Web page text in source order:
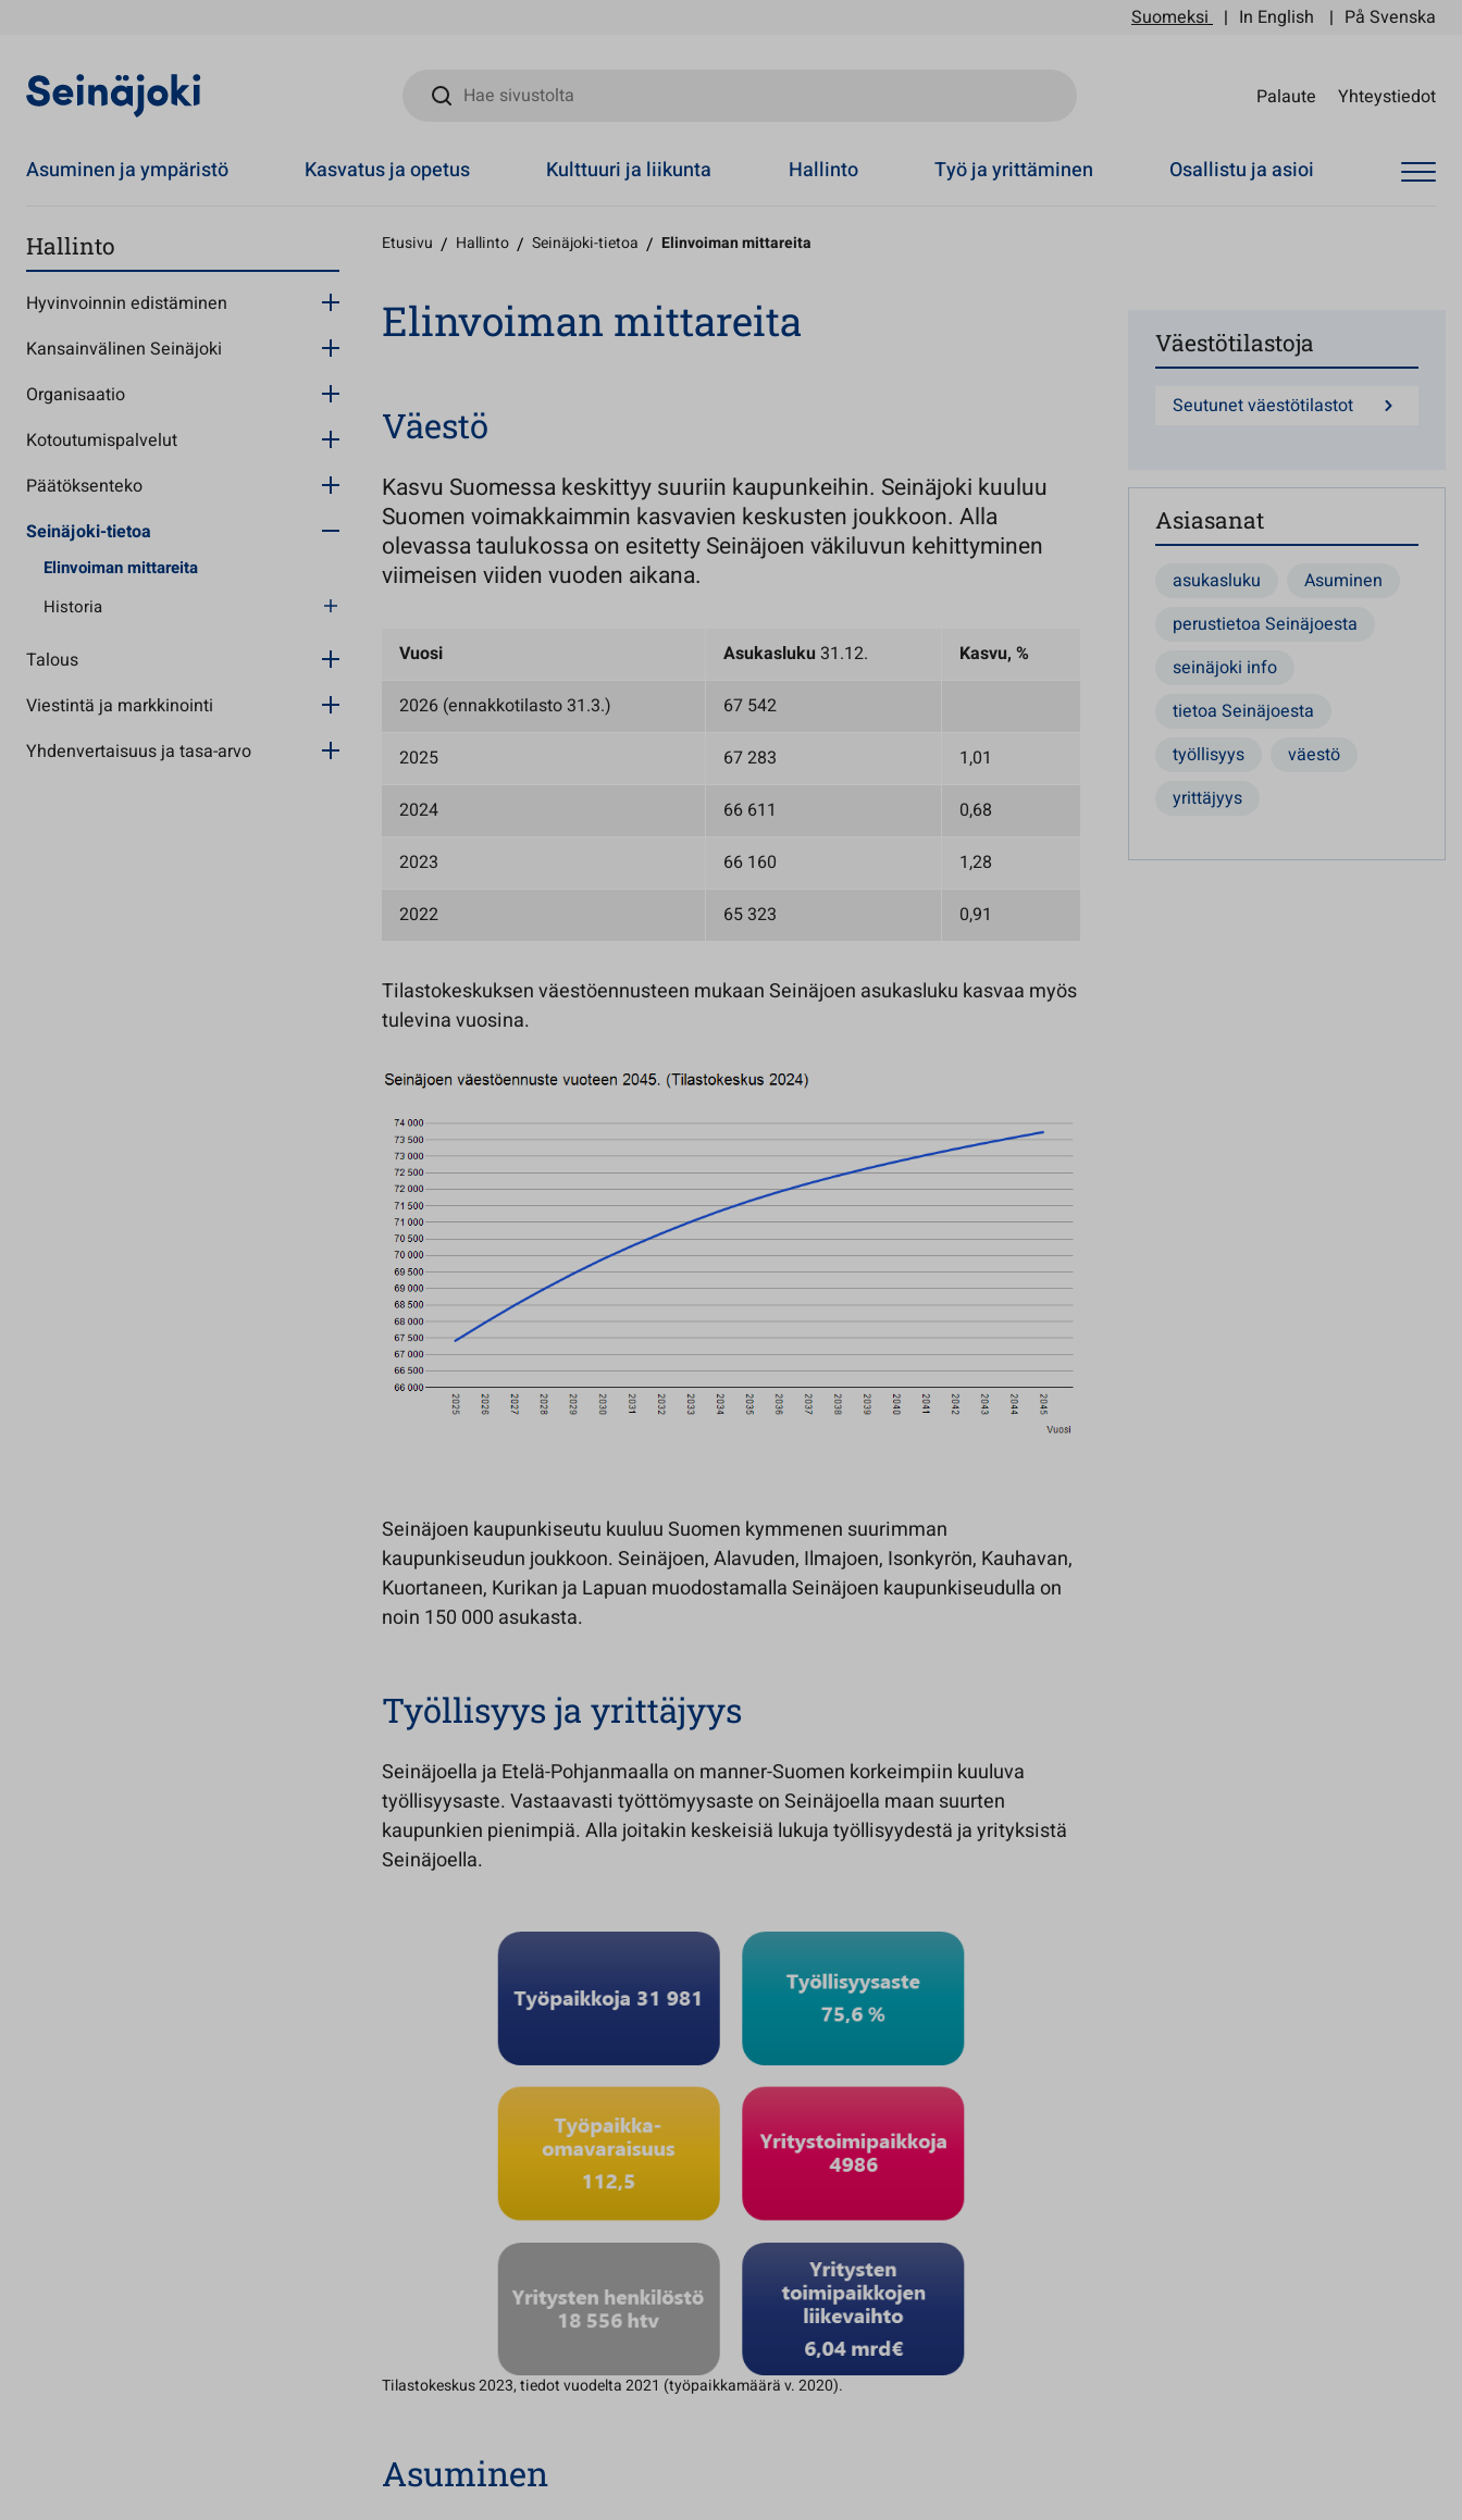
Suomeksi In English På Svenska
Hae sivustolta
Palaute Yhteystiedot
Asuminen ja ympäristö Kasvatus ja opetus Kulttuuri ja liikunta Hallinto Työ ja yrittäminen Osallistu ja asioi
Hallinto
Hyvinvoinnin edistäminen
Kansainvälinen Seinäjoki
Organisaatio
Kotoutumispalvelut
Päätöksenteko
Seinäjoki-tietoa
Elinvoiman mittareita
Historia
Talous
Viestintä ja markkinointi
Yhdenvertaisuus ja tasa-arvo
Etusivu / Hallinto / Seinäjoki-tietoa / Elinvoiman mittareita
Elinvoiman mittareita
Väestö
Kasvu Suomessa keskittyy suuriin kaupunkeihin. Seinäjoki kuuluu
Suomen voimakkaimmin kasvavien keskusten joukkoon. Alla
olevassa taulukossa on esitetty Seinäjoen väkiluvun kehittyminen
viimeisen viiden vuoden aikana.
Vuosi Asukasluku 31.12.
Kasvu, %
2026 (ennakkotilasto 31.3.)
67 542
2025
67 283
1,01
2024
66 611
0,68
2023
66 160
1,28
2022
65 323 0,91
Tilastokeskuksen väestöennusteen mukaan Seinäjoen asukasluku kasvaa myös
tulevina vuosina.
Seinäjoen kaupunkiseutu kuuluu Suomen kymmenen suurimman
kaupunkiseudun joukkoon. Seinäjoen, Alavuden, Ilmajoen, Isonkyrön, Kauhavan,
Kuortaneen, Kurikan ja Lapuan muodostamalla Seinäjoen kaupunkiseudulla on
noin 150 000 asukasta.
Työllisyys ja yrittäjyys
Seinäjoella ja Etelä-Pohjanmaalla on manner-Suomen korkeimpiin kuuluva
työllisyysaste. Vastaavasti työttömyysaste on Seinäjoella maan suurten
kaupunkien pienimpiä. Alla joitakin keskeisiä lukuja työllisyydestä ja yrityksistä
Seinäjoella.
Tilastokeskus 2023, tiedot vuodelta 2021 (työpaikkamäärä v. 2020).
Asuminen
Väestötilastoja
Seutunet väestötilastot
Asiasanat
asukasluku
Asuminen
perustietoa Seinäjoesta
seinäjoki info
tietoa Seinäjoesta
työllisyys
väestö
yrittäjyys